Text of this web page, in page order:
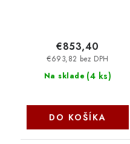
Na sklade (4 ks)
€693,82 bez DPH
€853,40
DO KOŠÍKA